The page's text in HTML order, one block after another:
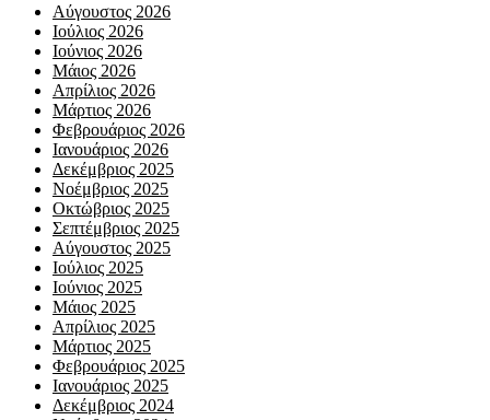
Αύγουστος 2026
Ιούλιος 2026
Ιούνιος 2026
Μάιος 2026
Απρίλιος 2026
Μάρτιος 2026
Φεβρουάριος 2026
Ιανουάριος 2026
Δεκέμβριος 2025
Νοέμβριος 2025
Οκτώβριος 2025
Σεπτέμβριος 2025
Αύγουστος 2025
Ιούλιος 2025
Ιούνιος 2025
Μάιος 2025
Απρίλιος 2025
Μάρτιος 2025
Φεβρουάριος 2025
Ιανουάριος 2025
Δεκέμβριος 2024